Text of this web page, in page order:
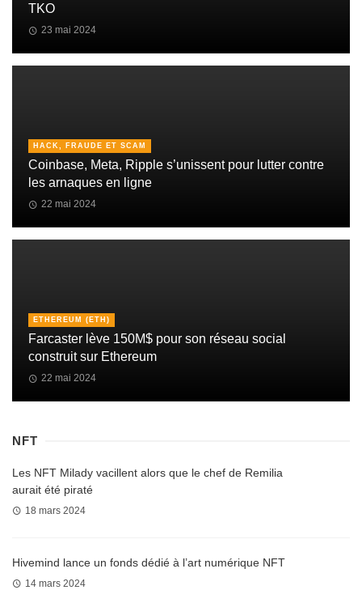
TKO
23 mai 2024
HACK, FRAUDE ET SCAM
Coinbase, Meta, Ripple s’unissent pour lutter contre
les arnaques en ligne
22 mai 2024
ETHEREUM (ETH)
Farcaster lève 150M$ pour son réseau social
construit sur Ethereum
22 mai 2024
NFT
Les NFT Milady vacillent alors que le chef de Remilia
aurait été piraté
18 mars 2024
Hivemind lance un fonds dédié à l’art numérique NFT
14 mars 2024